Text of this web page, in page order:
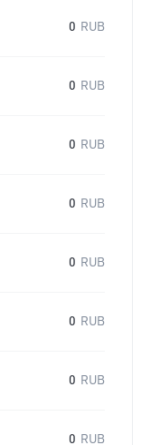
0 RUB
0 RUB
0 RUB
0 RUB
0 RUB
0 RUB
0 RUB
0 RUB